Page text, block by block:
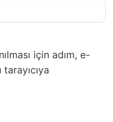
için adım, e-